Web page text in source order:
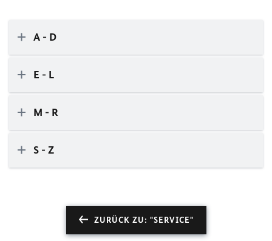
A - D
E - L
M - R
S - Z
ZURÜCK ZU: "SERVICE"